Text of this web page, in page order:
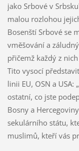
jako Srbové v
malou rozlohou
Bosenští Srbové se
vměšování a
přičemž každý z
Tito vysocí
linii EU, OSN a
ostatní, co jste
Bosny a
sekulárního státu,
muslimů, kteří vás